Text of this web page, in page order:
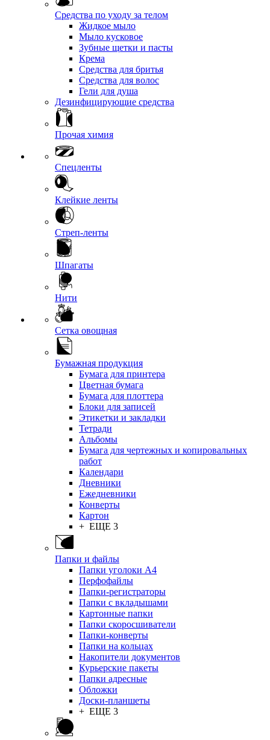
Средства по уходу за телом
Жидкое мыло
Мыло кусковое
Зубные щетки и пасты
Крема
Средства для бритья
Средства для волос
Гели для душа
Дезинфицирующие средства
Прочая химия
Спецленты
Клейкие ленты
Стреп-ленты
Шпагаты
Нити
Сетка овощная
Бумажная продукция
Бумага для принтера
Цветная бумага
Бумага для плоттера
Блоки для записей
Этикетки и закладки
Тетради
Альбомы
Бумага для чертежных и копировальных
работ
Календари
Дневники
Ежедневники
Конверты
Картон
+ ЕЩЕ 3
Папки и файлы
Папки уголоки А4
Перфофайлы
Папки-регистраторы
Папки с вкладышами
Картонные папки
Папки скоросшиватели
Папки-конверты
Папки на кольцах
Накопители документов
Курьерские пакеты
Папки адресные
Обложки
Доски-планшеты
+ ЕЩЕ 3